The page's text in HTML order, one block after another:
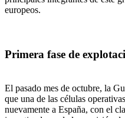
europeos.
Primera fase de
El pasado mes de octubre, la
que una de las células
nuevamente a España, con el